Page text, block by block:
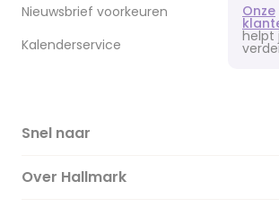
Nieuwsbrief voorkeuren
Kalenderservice
Onze
helpt
Snel naar
Over Hallmark